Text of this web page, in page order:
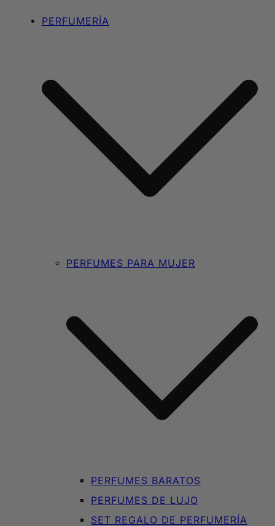
PERFUMERÍA
PERFUMES PARA MUJER
PERFUMES BARATOS
PERFUMES DE LUJO
SET REGALO DE PERFUMERÍA